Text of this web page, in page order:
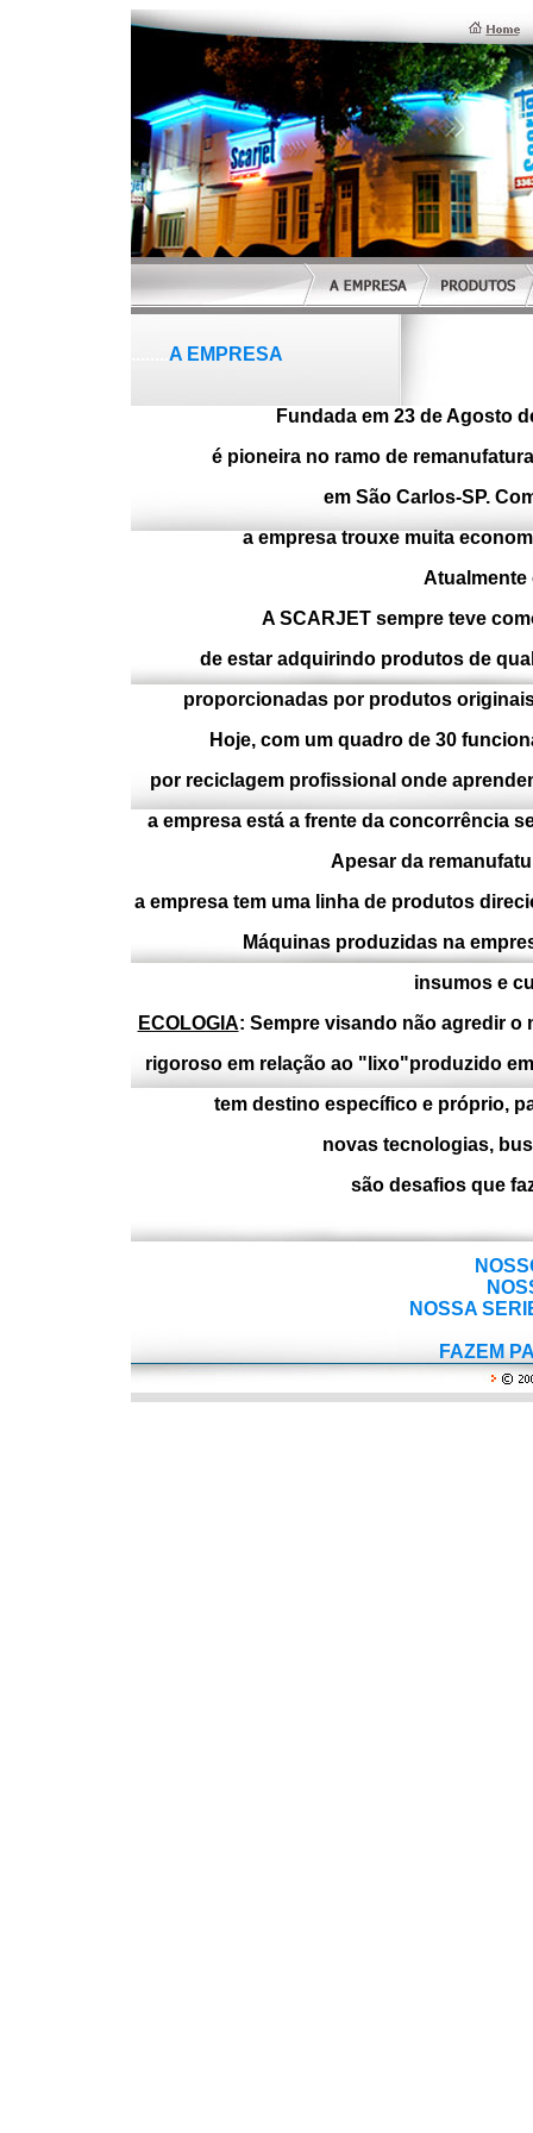
A EMPRESA
Fundada em 23 de Agosto
é pioneira no ramo de
em São Carlos-SP.
a empresa trouxe muita
Atualmente
A SCARJET sempre teve
de estar adquirindo produtos de
proporcionadas por produtos
Hoje, com um quadro de 30
por reciclagem profissional onde
a empresa está a frente da concorrência
Apesar da
a empresa tem uma linha de produtos
Máquinas produzidas na
insumos e
ECOLOGIA: Sempre visando não agredir o
rigoroso em relação ao "lixo"produzido
tem destino específico e próprio,
novas tecnologias,
são desafios que
NOSSA
FAZEM